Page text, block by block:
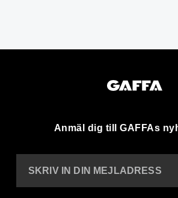
Anmäl dig till GAFFAs
SKRIV IN DIN MEJLADRESS